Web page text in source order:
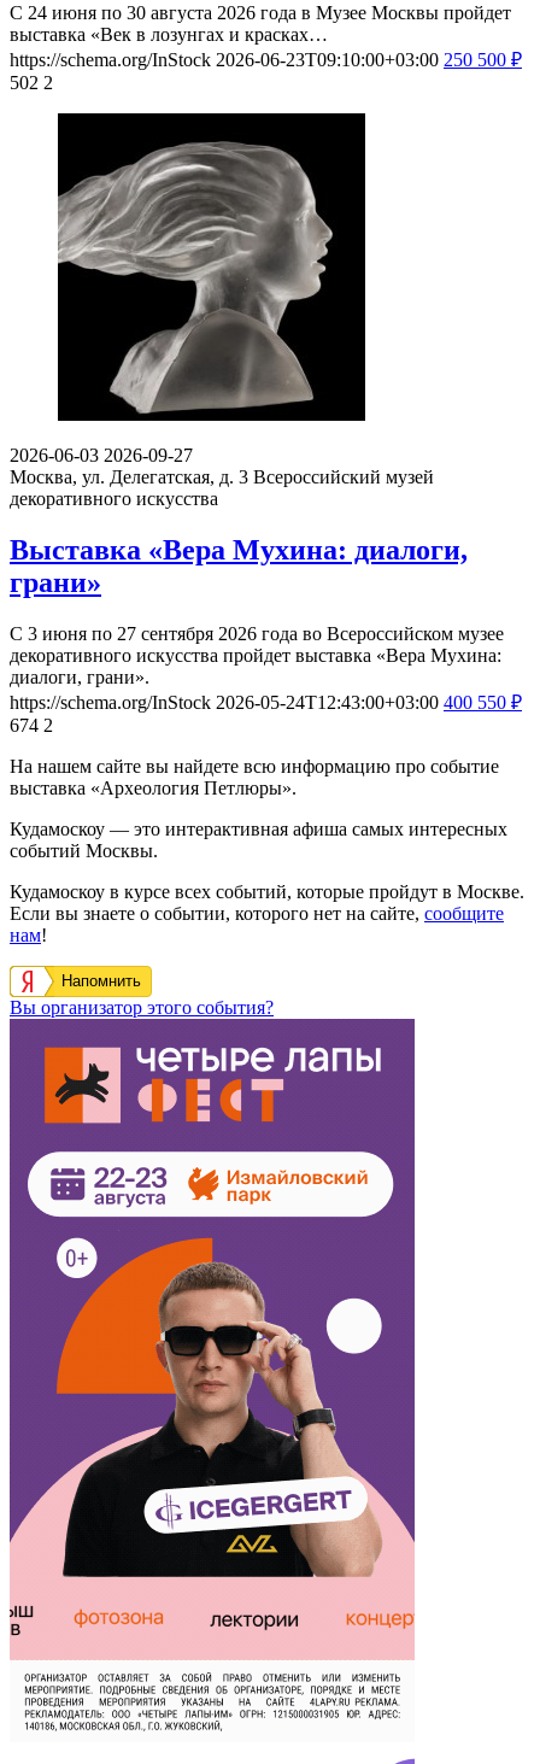
С 24 июня по 30 августа 2026 года в Музее Москвы пройдет
выставка «Век в лозунгах и красках…
https://schema.org/InStock 2026-06-23T09:10:00+03:00 250 500 ₽
502 2
2026-06-03 2026-09-27
Москва, ул. Делегатская, д. 3 Всероссийский музей
декоративного искусства
Выставка «Вера Мухина: диалоги,
грани»
С 3 июня по 27 сентября 2026 года во Всероссийском музее
декоративного искусства пройдет выставка «Вера Мухина:
диалоги, грани».
https://schema.org/InStock 2026-05-24T12:43:00+03:00 400 550 ₽
674 2
На нашем сайте вы найдете всю информацию про событие
выставка «Археология Петлюры».
Кудамоскоу — это интерактивная афиша самых интересных
событий Москвы.
Кудамоскоу в курсе всех событий, которые пройдут в Москве.
Если вы знаете о событии, которого нет на сайте, сообщите
нам!
Напомнить
Вы организатор этого события?